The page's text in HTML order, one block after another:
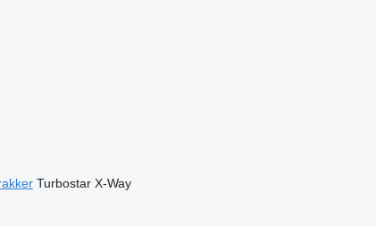
Turbostar X-Way